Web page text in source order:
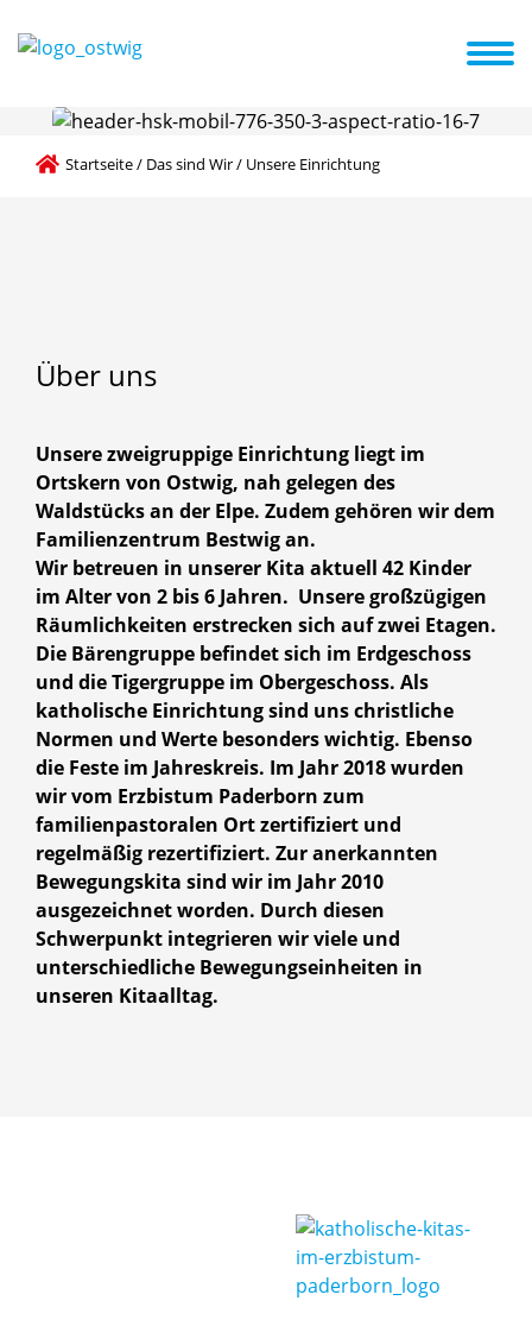
Aktuelles
Startseite/ Das sind Wir/ Unsere Einrichtung
Über uns
Unsere zweigruppige Einrichtung liegt im
Ortskern von Ostwig, nah gelegen des
Waldstücks an der Elpe. Zudem gehören wir dem
Familienzentrum Bestwig an.
Wir betreuen in unserer Kita aktuell 42 Kinder
im Alter von 2 bis 6 Jahren. Unsere großzügigen
Räumlichkeiten erstrecken sich auf zwei Etagen.
Die Bärengruppe befindet sich im Erdgeschoss
und die Tigergruppe im Obergeschoss. Als
katholische Einrichtung sind uns christliche
Normen und Werte besonders wichtig. Ebenso
die Feste im Jahreskreis. Im Jahr 2018 wurden
wir vom Erzbistum Paderborn zum
familienpastoralen Ort zertifiziert und
regelmäßig rezertifiziert. Zur anerkannten
Bewegungskita sind wir im Jahr 2010
ausgezeichnet worden. Durch diesen
Schwerpunkt integrieren wir viele und
unterschiedliche Bewegungseinheiten in
unseren Kitaalltag.